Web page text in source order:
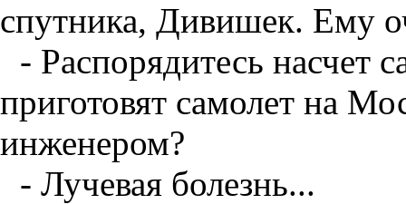
спутника, Дивишек. Ему
- Распорядитесь насчет
приготовят самолет на
инженером?
- Лучевая болезнь...